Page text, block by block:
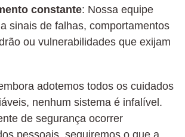
constante: Nossa equipe
sinais de falhas, comportamentos
ou vulnerabilidades que exijam
adotemos todos os cuidados
nenhum sistema é infalível.
de segurança ocorrer
pessoais, seguiremos o que a